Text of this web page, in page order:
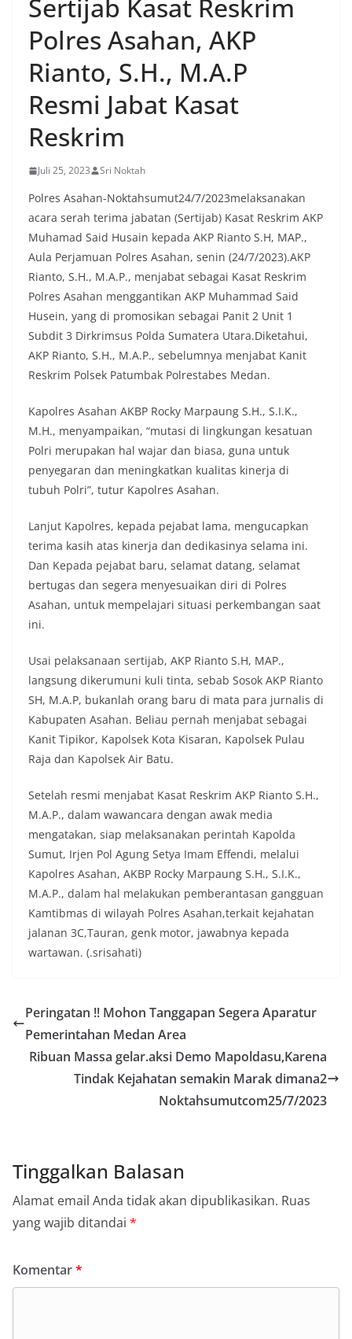
Sertijab Kasat Reskrim
Polres Asahan, AKP
Rianto, S.H., M.A.P
Resmi Jabat Kasat
Reskrim
Juli 25, 2023 Sri Noktah
Polres Asahan-Noktahsumut24/7/2023melaksanakan
acara serah terima jabatan (Sertijab) Kasat Reskrim AKP
Muhamad Said Husain kepada AKP Rianto S.H, MAP.,
Aula Perjamuan Polres Asahan, senin (24/7/2023).AKP
Rianto, S.H., M.A.P., menjabat sebagai Kasat Reskrim
Polres Asahan menggantikan AKP Muhammad Said
Husein, yang di promosikan sebagai Panit 2 Unit 1
Subdit 3 Dirkrimsus Polda Sumatera Utara.Diketahui,
AKP Rianto, S.H., M.A.P., sebelumnya menjabat Kanit
Reskrim Polsek Patumbak Polrestabes Medan.
Kapolres Asahan AKBP Rocky Marpaung S.H., S.I.K.,
M.H., menyampaikan, “mutasi di lingkungan kesatuan
Polri merupakan hal wajar dan biasa, guna untuk
penyegaran dan meningkatkan kualitas kinerja di
tubuh Polri”, tutur Kapolres Asahan.
Lanjut Kapolres, kepada pejabat lama, mengucapkan
terima kasih atas kinerja dan dedikasinya selama ini.
Dan Kepada pejabat baru, selamat datang, selamat
bertugas dan segera menyesuaikan diri di Polres
Asahan, untuk mempelajari situasi perkembangan saat
ini.
Usai pelaksanaan sertijab, AKP Rianto S.H, MAP.,
langsung dikerumuni kuli tinta, sebab Sosok AKP Rianto
SH, M.A.P, bukanlah orang baru di mata para jurnalis di
Kabupaten Asahan. Beliau pernah menjabat sebagai
Kanit Tipikor, Kapolsek Kota Kisaran, Kapolsek Pulau
Raja dan Kapolsek Air Batu.
Setelah resmi menjabat Kasat Reskrim AKP Rianto S.H.,
M.A.P., dalam wawancara dengan awak media
mengatakan, siap melaksanakan perintah Kapolda
Sumut, Irjen Pol Agung Setya Imam Effendi, melalui
Kapolres Asahan, AKBP Rocky Marpaung S.H., S.I.K.,
M.A.P., dalam hal melakukan pemberantasan gangguan
Kamtibmas di wilayah Polres Asahan,terkait kejahatan
jalanan 3C,Tauran, genk motor, jawabnya kepada
wartawan. (.srisahati)
Peringatan !! Mohon Tanggapan Segera Aparatur
Pemerintahan Medan Area
Ribuan Massa gelar.aksi Demo Mapoldasu,Karena
Tindak Kejahatan semakin Marak dimana2
Noktahsumutcom25/7/2023
Tinggalkan Balasan
Alamat email Anda tidak akan dipublikasikan. Ruas
yang wajib ditandai *
Komentar*